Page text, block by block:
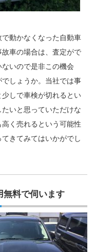
動かなくなった自動車
車の場合は、査定がで
いので是非この機会
しょうか。当社では事
しで車検が切れるとい
いと思っていただけな
く売れるという可能性
きてみてはいかがでし
無料で伺います